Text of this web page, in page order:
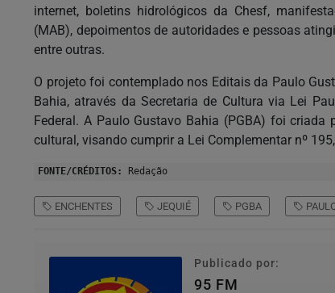
internet, boletins hidrológicos da Chesf,
(MAB), depoimentos de autoridades e pessoas
entre outras.
O projeto foi contemplado nos Editais da Paulo
Bahia, através da Secretaria de Cultura via Lei
Federal. A Paulo Gustavo Bahia (PGBA) foi
cultural, visando cumprir a Lei Complementar nº
FONTE/CRÉDITOS: Redação
ENCHENTES JEQUIÉ PGBA
Publicado por:
95 FM